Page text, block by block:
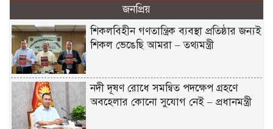
জনপ্রিয়
শিকলবিহীন গণতান্ত্রিক ব্যবস্থা প্রতিষ্ঠার জন্যই
শিকল ভেঙেছি আমরা – তথ্যমন্ত্রী
নদী দূষণ রোধে সমন্বিত পদক্ষেপ গ্রহণে
অবহেলার কোনো সুযোগ নেই – প্রধানমন্ত্রী